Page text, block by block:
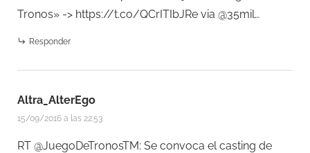
Tronos» -> https://t.co/QCrITIbJRe via @35mil…
Responder
Altra_AlterEgo
15/09/2016 a las 22:53
RT @JuegoDeTronosTM: Se convoca el casting de